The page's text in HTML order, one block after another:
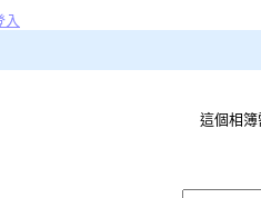
入
這個相